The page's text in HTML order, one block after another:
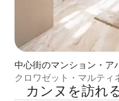
中心街のマンション・ア
クロワゼット・マルティ
カンヌを訪⁠れ⁠